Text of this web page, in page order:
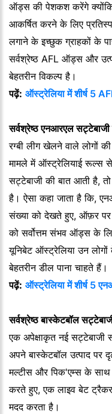
ऑड्स की पेशकश करेंगे
आकर्षित करने के लिए
लगाने के इच्छुक ग्राहकों के
सर्वश्रेष्ठ AFL ऑड्स और
बेहतरीन विकल्प है।
पढ़ें: ऑस्ट्रेलिया में शीर्ष 5
सर्वश्रेष्ठ एनआरएल
रग्बी लीग खेलने वाले लोगों
मामले में ऑस्ट्रेलियाई
सट्टेबाजी की बात आती है,
है। ऐसा कहा जाता है कि,
संख्या को देखते हुए, ऑफ़र पर
को सर्वोत्तम संभव ऑड्स के
यूनिबेट ऑस्ट्रेलिया उन लोगों
बेहतरीन डील पाना चाहते हैं।
पढ़ें: ऑस्ट्रेलिया में शीर्ष 5
सर्वश्रेष्ठ बास्केटबॉल
एक अपेक्षाकृत नई सट्टेबाजी
अपने बास्केटबॉल उत्पाद पर
मल्टीस और पिक'एम्स के साथ
करते हुए, एक लाइव बेट
मदद करता है।